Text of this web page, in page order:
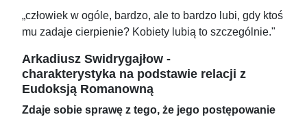
„człowiek w ogóle, bardzo, ale to bardzo lubi, gdy ktoś
mu zadaje cierpienie? Kobiety lubią to szczególnie."
Arkadiusz Swidrygajłow -
charakterystyka na podstawie relacji z
Eudoksją Romanowną
Zdaje sobie sprawę z tego, że jego postępowanie